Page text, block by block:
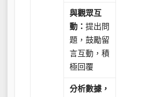
與觀眾互
動：提出問
題，鼓勵留
言互動，積
極回覆
分析數據，